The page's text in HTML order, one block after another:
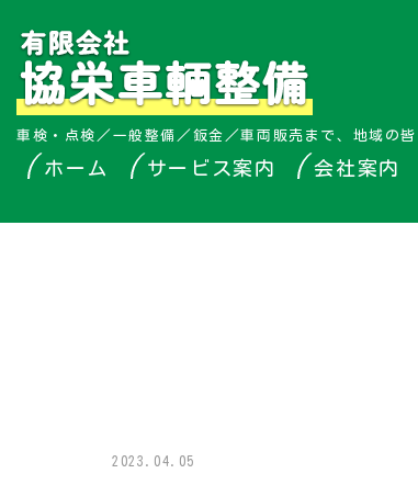
車検・点検／一般整備／鈑金／車両販売まで、地域の
ホーム サービス案内 会社案内
2023.04.05